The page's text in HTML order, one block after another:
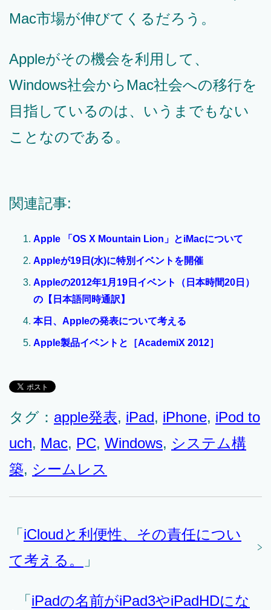
Mac市場が伸びてくるだろう。
Appleがその機会を利用して、
Windows社会からMac社会への移行を
目指しているのは、いうまでもない
ことなのである。
関連記事:
Apple 「OS X Mountain Lion」とiMacについて
Appleが19日(水)に特別イベントを開催
Appleの2012年1月19日イベント（日本時間20日）
の【日本語同時通訳】
本日、Appleの発表について考える
Apple製品イベントと［AcademiX 2012］
タグ： apple発表, iPad, iPhone, iPod to
uch, Mac, PC, Windows, システム構
築, シームレス
「 iCloudと利便性、その責任につい
て考える。
」
「 iPadの名前がiPad3やiPadHDにな